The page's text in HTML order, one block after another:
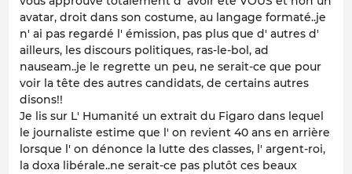
avatar, droit dans son costume, au langage formaté..je
n' ai pas regardé l' émission, pas plus que d' autres d'
ailleurs, les discours politiques, ras-le-bol, ad
nauseam..je le regrette un peu, ne serait-ce que pour
voir la tête des autres candidats, de certains autres
disons!!
Je lis sur L' Humanité un extrait du Figaro dans lequel
le journaliste estime que l' on revient 40 ans en arrière
lorsque l' on dénonce la lutte des classes, l' argent-roi,
la doxa libérale..ne serait-ce pas plutôt ces beaux